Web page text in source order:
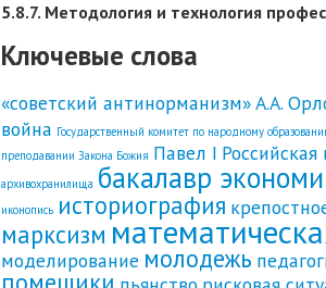
5.8.7. Методология и технология
Ключевые слова
«советский антинорманизм»А.А.
война Государственный комитет по народному
преподавании Закона Божия Павел I
архивохранилища бакалавр
иконопись историография
марксизм
моделирование молодежь